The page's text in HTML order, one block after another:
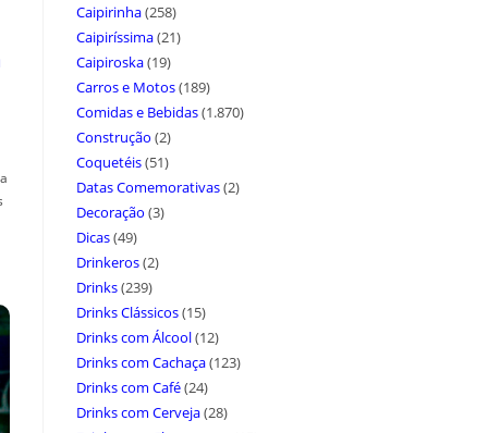
Caipirinha(258)
Caipiríssima(21)
Caipiroska(19)
Carros e Motos(189)
Comidas e Bebidas(1.870)
Construção (2)
Coquetéis(51)
Datas Comemorativas(2)
Decoração (3)
Dicas(49)
Drinkeros(2)
Drinks(239)
Drinks Clássicos(15)
Drinks com Álcool(12)
Drinks com Cachaça(123)
Drinks com Café(24)
Drinks com Cerveja(28)